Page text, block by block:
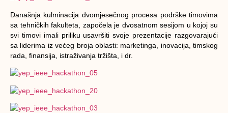
Današnja kulminacija dvomjesečnog procesa podrške timovima
sa tehničkih fakulteta, započela je dvosatnom sesijom u kojoj su
svi timovi imali priliku usavršiti svoje prezentacije razgovarajući
sa liderima iz većeg broja oblasti: marketinga, inovacija, timskog
rada, finansija, istraživanja tržišta, i dr.